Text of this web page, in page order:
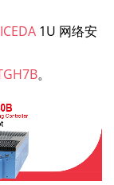
1U 网络安
。